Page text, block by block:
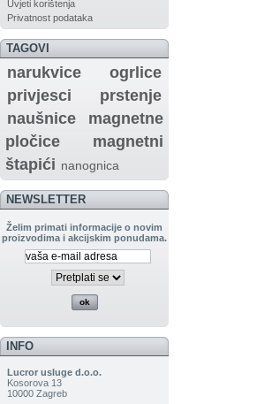
Uvjeti korištenja
Privatnost podataka
TAGOVI
narukvice
ogrlice
privjesci
prstenje
naušnice
magnetne
pločice
magnetni
štapići nanognica
NEWSLETTER
Želim primati informacije o novim
proizvodima i akcijskim ponudama.
INFO
Lucror usluge d.o.o.
Kosorova 13
10000 Zagreb